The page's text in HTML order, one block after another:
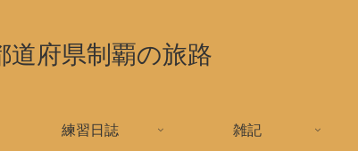
府県制覇の旅路
練習日誌 雑記